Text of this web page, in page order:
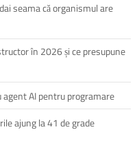
seama că organismul are
în 2026 și ce presupune
agent AI pentru programare
ajung la 41 de grade